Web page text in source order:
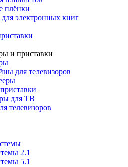
плёнки
электронных книг
и приставки
для телевизоров
для ТВ
телевизоров
2.1
5.1